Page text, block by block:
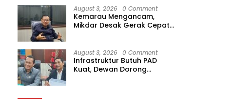
August 3, 2026 0 Comment
Kemarau Mengancam,
Mikdar Desak Gerak Cepat
August 3, 2026 0 Comment
Infrastruktur Butuh PAD
Kuat, Dewan Dorong